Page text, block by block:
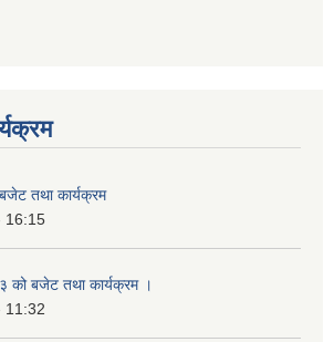
तथा कार्यक्रम
16:15
को बजेट तथा कार्यक्रम ।
11:32